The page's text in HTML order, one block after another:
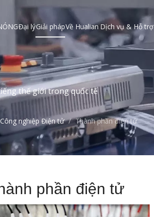
Đại lýGiải phápVề HualianDịch vụ & Hỗ trợ
thế giới trong quốc tế
Công nghiệp Điện tử / Thành phần điện tử
phần điện tử